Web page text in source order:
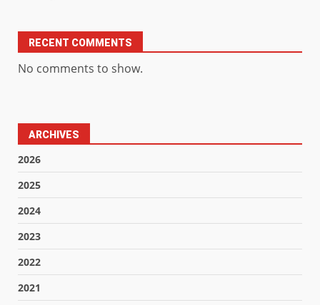
RECENT COMMENTS
No comments to show.
ARCHIVES
2026
2025
2024
2023
2022
2021